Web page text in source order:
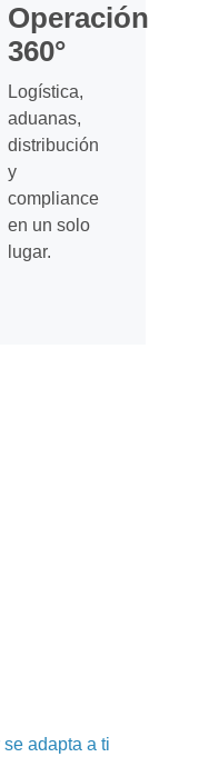
Operación
360°
Logística,
aduanas,
distribución
y
compliance
en un solo
lugar.
adapta a ti